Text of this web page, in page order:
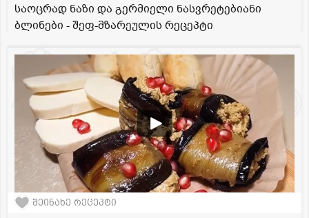
საოცრად ნაზი და გერმიელი ნასვრეტებიანი
ბლინები - შეფ-მზარეულის რეცეპტი
შეინახე რეცეპტი